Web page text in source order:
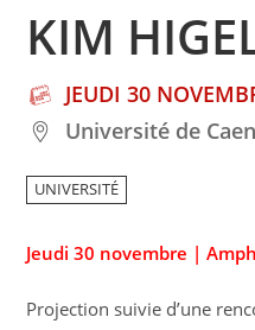
KIM
JEUDI 30
Université de
UNIVERSITÉ
Jeudi 30 novembre |
Projection suivie d’une